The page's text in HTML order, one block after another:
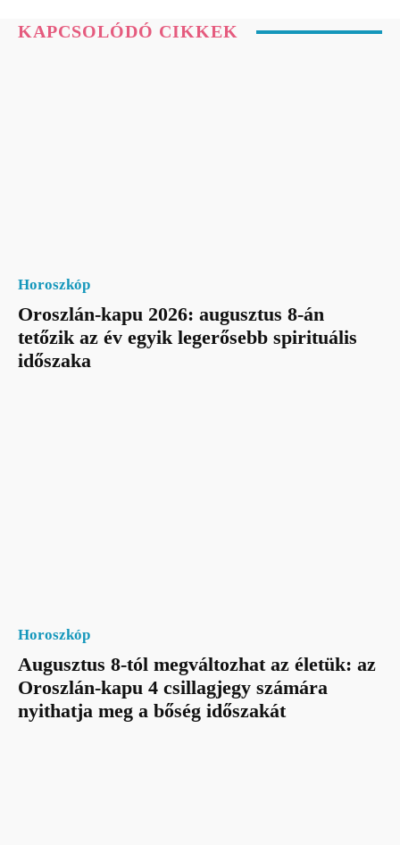
KAPCSOLÓDÓ CIKKEK
Horoszkóp
Oroszlán-kapu 2026: augusztus 8-án
tetőzik az év egyik legerősebb spirituális
időszaka
Horoszkóp
Augusztus 8-tól megváltozhat az életük: az
Oroszlán-kapu 4 csillagjegy számára
nyithatja meg a bőség időszakát